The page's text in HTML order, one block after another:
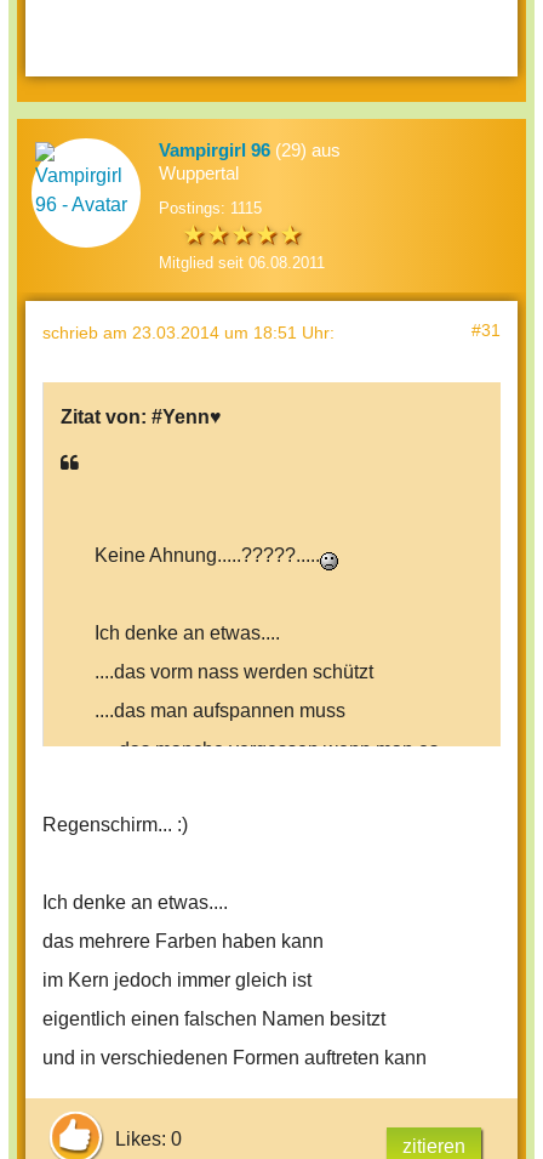
Vampirgirl 96 (29) aus
Wuppertal
Postings: 1115
Mitglied seit 06.08.2011
schrieb am 23.03.2014 um 18:51 Uhr: #31
Zitat von: #Yenn♥
Keine Ahnung.....?????.....
Ich denke an etwas....
....das vorm nass werden schützt
....das man aufspannen muss
.....das manche vergessen wenn man es
......das man auch benutzt damit die
Ich denke an einen R _ _ _ _ _ _ _ _ _!
Regenschirm... :)
Ich denke an etwas....
das mehrere Farben haben kann
im Kern jedoch immer gleich ist
eigentlich einen falschen Namen besitzt
und in verschiedenen Formen auftreten kann
Likes: 0 zitieren